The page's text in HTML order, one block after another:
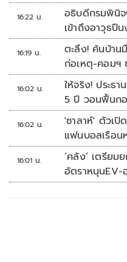
16:22 น.
อธิบดีกรมพินิ
เข้าถึงอาวุธปื
ชนวนสำคัญ
16:19 น.
ตะลึง! ค้นบ้าน
ก่อเหตุ-คอมฯ
16:02 น.
ให้จริง! ประธา
5 ปี วอนฟื้นกอ
16:02 น.
'ซาลาห์' ตัวเ
แฟนบอลเรือน
16:01 น.
‘คลัง’ เตรีย
อัตราหนุนEV-